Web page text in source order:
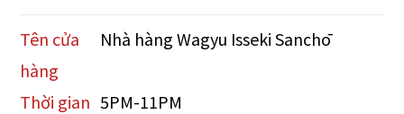
Tên cửa
hàng
Nhà hàng Wagyu Isseki Sanchō
Thời gian 5PM-11PM